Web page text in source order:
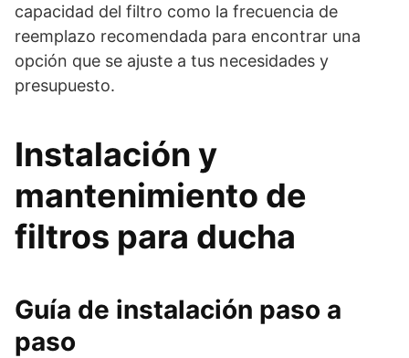
capacidad del filtro como la frecuencia de
reemplazo recomendada para encontrar una
opción que se ajuste a tus necesidades y
presupuesto.
Instalación y
mantenimiento de
filtros para ducha
Guía de instalación paso a
paso